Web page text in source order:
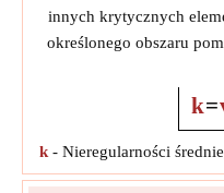
innych krytycznych
określonego obszaru
k=
k - Nieregularności